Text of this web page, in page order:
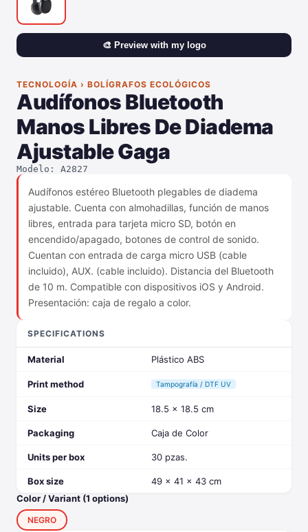
🎨 Preview with my logo
TECNOLOGÍA › BOLÍGRAFOS ECOLÓGICOS
Audífonos Bluetooth
Manos Libres De Diadema
Ajustable Gaga
Modelo: A2827
Audífonos estéreo Bluetooth plegables de diadema
ajustable. Cuenta con almohadillas, función de manos
libres, entrada para tarjeta micro SD, botón en
encendido/apagado, botones de control de sonido.
Cuentan con entrada de carga micro USB (cable
incluido), AUX. (cable incluido). Distancia del Bluetooth
de 10 m. Compatible con dispositivos iOS y Android.
Presentación: caja de regalo a color.
SPECIFICATIONS
Material Plástico ABS
Print method Tampografía / DTF UV
Size 18.5 x 18.5 cm
Packaging Caja de Color
Units per box 30 pzas.
Box size
49 x 41 x 43 cm
Color / Variant (1 options)
NEGRO